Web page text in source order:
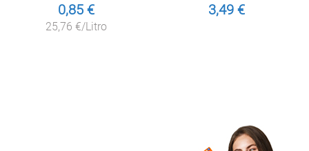
0,85 €
25,76 €/Litro
3,49 €